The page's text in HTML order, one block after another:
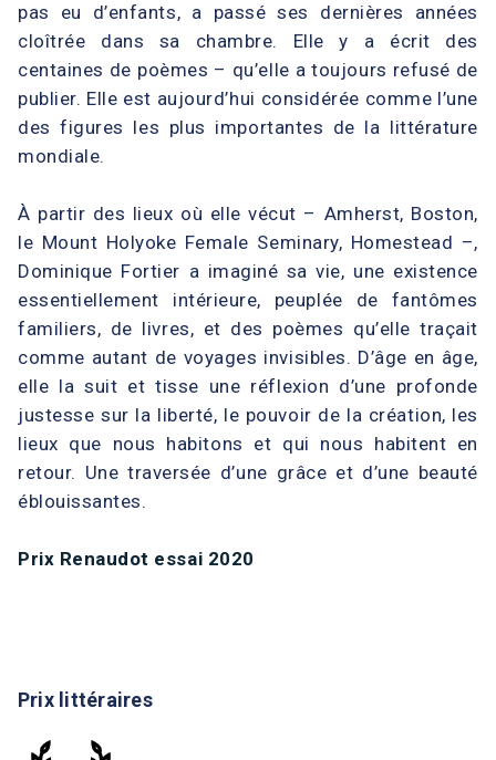
pas eu d’enfants, a passé ses dernières années
cloîtrée dans sa chambre. Elle y a écrit des
centaines de poèmes – qu’elle a toujours refusé de
publier. Elle est aujourd’hui considérée comme l’une
des figures les plus importantes de la littérature
mondiale.
À partir des lieux où elle vécut – Amherst, Boston,
le Mount Holyoke Female Seminary, Homestead –,
Dominique Fortier a imaginé sa vie, une existence
essentiellement intérieure, peuplée de fantômes
familiers, de livres, et des poèmes qu’elle traçait
comme autant de voyages invisibles. D’âge en âge,
elle la suit et tisse une réflexion d’une profonde
justesse sur la liberté, le pouvoir de la création, les
lieux que nous habitons et qui nous habitent en
retour. Une traversée d’une grâce et d’une beauté
éblouissantes.
Prix Renaudot essai 2020
Prix littéraires